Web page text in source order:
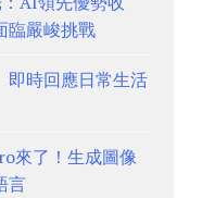
嚴峻挑戰
即時回應日常生活
來了！生成圖像
言